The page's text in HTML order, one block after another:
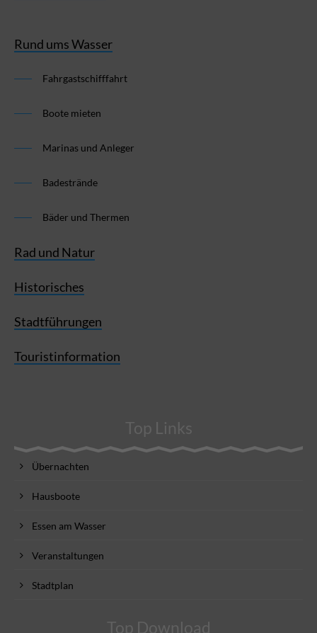
Rund ums Wasser
Fahrgastschifffahrt
Boote mieten
Marinas und Anleger
Badestrände
Bäder und Thermen
Rad und Natur
Historisches
Stadtführungen
Touristinformation
Top Links
Übernachten
Hausboote
Essen am Wasser
Veranstaltungen
Stadtplan
Top Download